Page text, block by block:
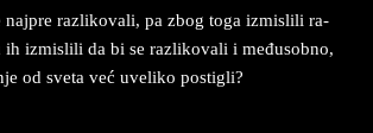
naj­pre raz­li­ko­va­li, pa zbog toga iz­mi­sli­li ra­
iz­mi­sli­li da bi se razli­ko­va­li i međusob­no,
od sve­ta već uve­li­ko po­sti­gli?